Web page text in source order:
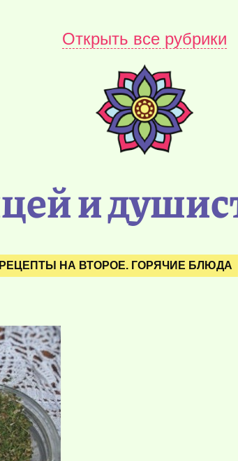
Открыть все рубрики
и
РЕЦЕПТЫ НА ВТОРОЕ. ГОРЯЧИЕ БЛЮДА